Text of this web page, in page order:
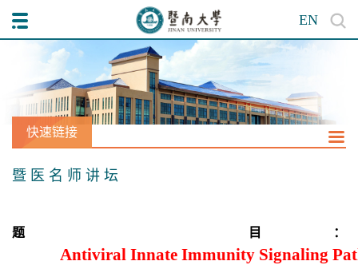
EN
快速链接
暨 医 名 师 讲 坛
题 目：
Antiviral Innate Immunity Signaling